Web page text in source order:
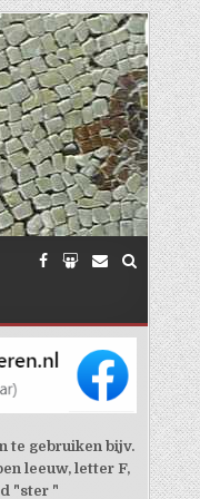
te gebruiken bijv.
leeuw, letter F,
"ster "